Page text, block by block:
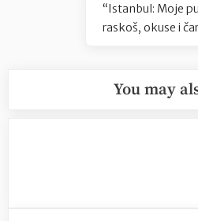
Next
Post:
“Istanbul: Moje
raskoš, okuse i
You may